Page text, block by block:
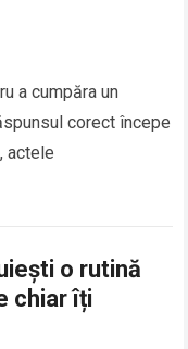
a cumpăra un
corect începe
actele
o rutină
chiar îți